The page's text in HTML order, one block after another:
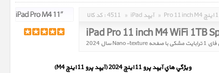
کد کالا : 4511 » iPad آیپد »
ويژگي هاي آيپد پرو 11 اینچ 2024 (آیپد پرو 11 اینچ M4)